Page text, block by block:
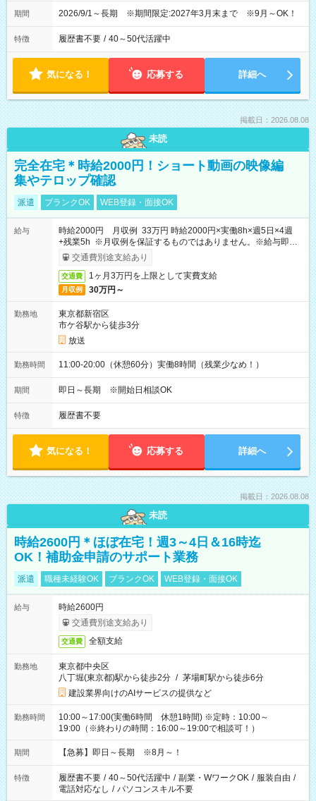
期間 2026/9/1～長期 ※期間限定:2027年3月末まで ※9月～OK！
特徴 履歴書不要 / 40～50代活躍中
気になる！ 応募する 詳細へ
掲載日：2026.08.08
未読
完全在宅＊時給2000円！ショート動画の映像編
集やテロップ確認
派遣 ブランクOK WEB登録・面接OK
給与
時給2000円 月収例 33万円 時給2000円×実働8h×週5日×4週
+残業5h ※月収例を保証するものではありません。※給与即受
取りサービス利用可（利用条件有）
交通費別途支給あり
交通費 1ヶ月3万円を上限として実費支給
月収例 30万円～
勤務地
東京都新宿区
市ケ谷駅から徒歩3分
放送
勤務時間 11:00-20:00（休憩60分）実働8時間（残業少なめ！）
期間 即日～長期 ※開始日相談OK
特徴 履歴書不要
気になる！ 応募する 詳細へ
掲載日：2026.08.08
未読
時給2600円＊ほぼ在宅！週3～4日＆16時迄
OK！補助金申請のサポート業務
派遣 職種未経験OK ブランクOK WEB登録・面接OK
給与
時給2600円
交通費別途支給あり
交通費 全額支給
勤務地
東京都中央区
八丁堀(東京都)駅から徒歩2分 / 茅場町駅から徒歩6分
建設業界向けのAIサービスの提供など
勤務時間
10:00～17:00(実働6時間 休憩1時間) ※定時：10:00～
19:00（※終わりの時間：16:00～19:00で相談可！）
期間 【急募】即日～長期 ※8月～！
特徴 履歴書不要 / 40～50代活躍中 / 副業・WワークOK / 服装自由 /
電話対応なし / パソコンスキル不要